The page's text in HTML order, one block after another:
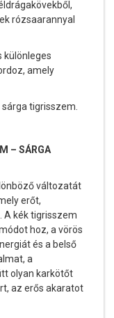
rózsaarannyal
különleges
amely
tigrisszem.
– SÁRGA
változatát
erőt,
A kék tigrisszem
hoz, a vörös
és a belső
a
olyan karkötőt
az erős akaratot